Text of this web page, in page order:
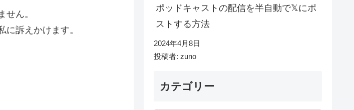
ん。
訴えかけます。
ポッドキャストの配信を半自動で𝕏にポ
ストする方法
2024年4月8日
投稿者: zuno
カテゴリー